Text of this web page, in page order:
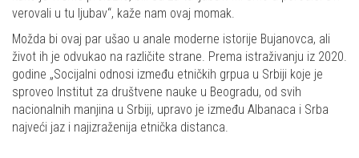
verovali u tu ljubav“, kaže nam ovaj momak.
Možda bi ovaj par ušao u anale moderne istorije Bujanovca, ali
život ih je odvukao na različite strane. Prema istraživanju iz 2020.
godine „Socijalni odnosi između etničkih grpua u Srbiji koje je
sproveo Institut za društvene nauke u Beogradu, od svih
nacionalnih manjina u Srbiji, upravo je između Albanaca i Srba
najveći jaz i najizraženija etnička distanca.